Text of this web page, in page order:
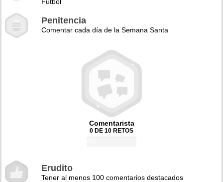
Penitencia
Comentar cada día de la Semana Santa
Comentarista
0 DE 10 RETOS
Erudito
Tener al menos 100 comentarios destacados